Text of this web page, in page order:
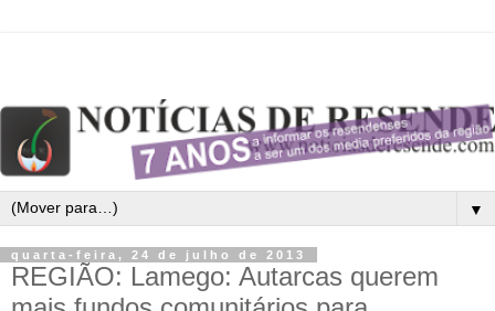
▼
quarta-feira, 24 de julho de 2013
REGIÃO: Lamego: Autarcas querem